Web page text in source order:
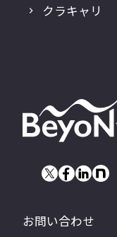
クラキャリ
お問い合わせ